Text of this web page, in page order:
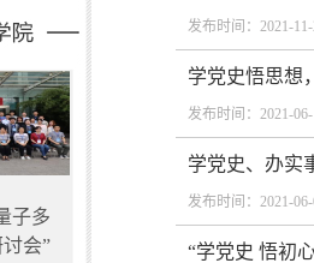
子多
会”
发布时间：2021-
学党史悟思想
发布时间：2021-
学党史、办
发布时间：2021-
“学党史 悟初